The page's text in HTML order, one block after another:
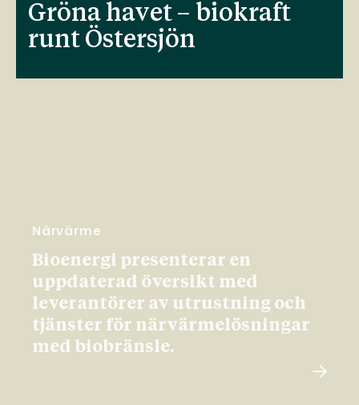
Gröna havet – biokraft
runt Östersjön
Närvärme
Bioenergi presenterar en
uppdaterad översikt med
leverantörer av utrustning och
tjänster för närvärmelösningar
med biobränsle.